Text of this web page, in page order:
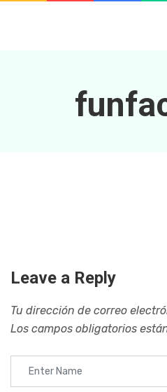
Leave a Reply
Tu dirección de correo
Los campos obligatorios